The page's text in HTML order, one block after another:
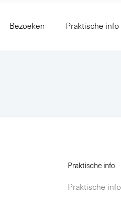
Bezoeken Praktische info
Praktische info
Praktische info